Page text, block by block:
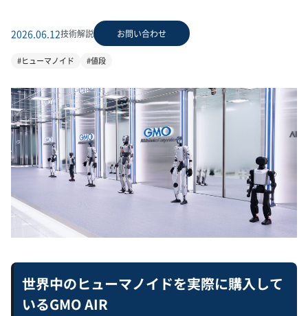
2026.06.12技術解説 お問い合わせ
#ヒューマノイド #値段
世界中のヒューマノイドを実際に購入して
いるGMO AIR